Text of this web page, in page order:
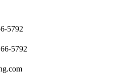
5792
5792